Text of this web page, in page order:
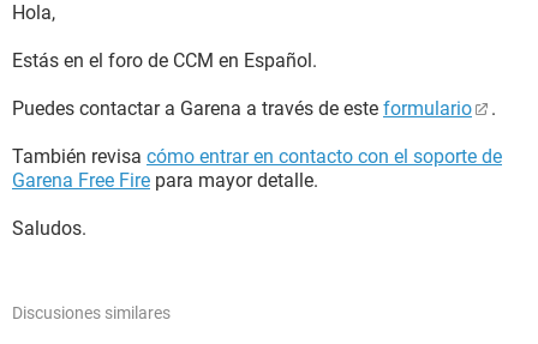
Hola,
Estás en el foro de CCM en Español.
Puedes contactar a Garena a través de este formulario .
También revisa cómo entrar en contacto con el soporte de
Garena Free Fire para mayor detalle.
Saludos.
Discusiones similares